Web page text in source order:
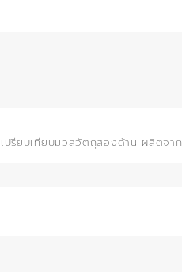
ปรียบเทียบมวลวัตถุสองด้าน ผลิตจ